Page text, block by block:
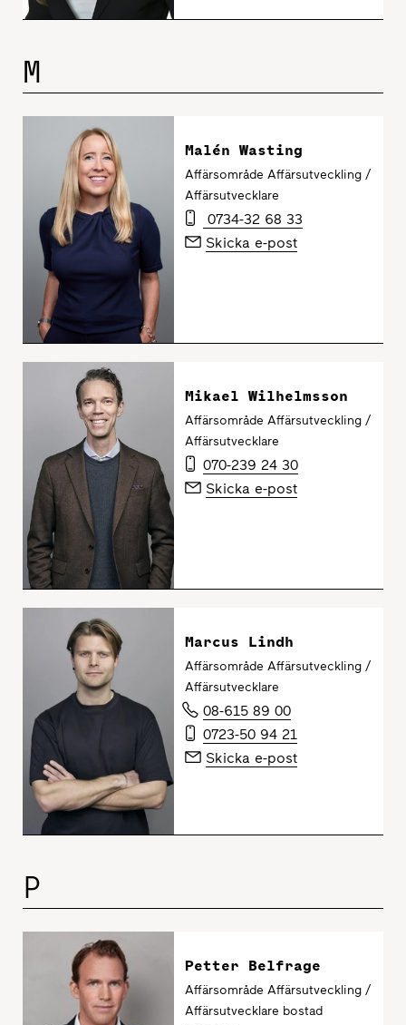
M
Malén Wasting
Affärsområde Affärsutveckling /
Affärsutvecklare
0734-32 68 33
Skicka e-post
Mikael Wilhelmsson
Affärsområde Affärsutveckling /
Affärsutvecklare
070-239 24 30
Skicka e-post
Marcus Lindh
Affärsområde Affärsutveckling /
Affärsutvecklare
08-615 89 00
0723-50 94 21
Skicka e-post
P
Petter Belfrage
Affärsområde Affärsutveckling /
Affärsutvecklare bostad